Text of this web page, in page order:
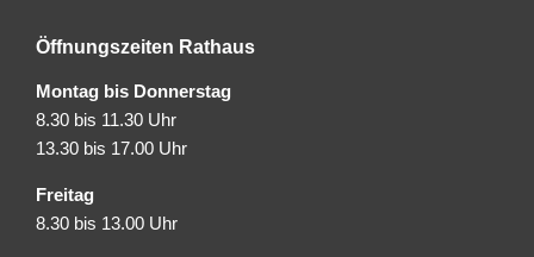
Öffnungszeiten Rathaus
Montag bis Donnerstag
8.30 bis 11.30 Uhr
13.30 bis 17.00 Uhr
Freitag
8.30 bis 13.00 Uhr